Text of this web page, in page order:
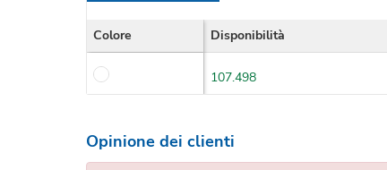
Colore Disponibilità
107.498
Opinione dei clienti